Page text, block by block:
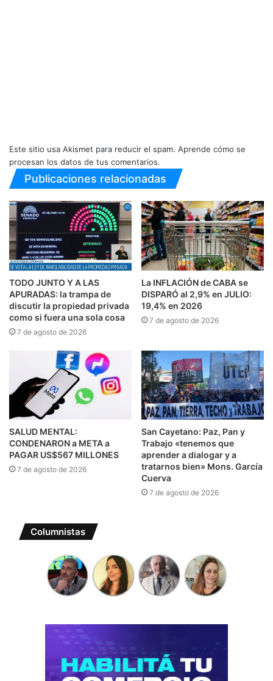
Este sitio usa Akismet para reducir el spam. Aprende cómo se
procesan los datos de tus comentarios.
Publicaciones relacionadas
TODO JUNTO Y A LAS
APURADAS: la trampa de
discutir la propiedad privada
como si fuera una sola cosa
7 de agosto de 2026
La INFLACIÓN de CABA se
DISPARÓ al 2,9% en JULIO:
19,4% en 2026
7 de agosto de 2026
SALUD MENTAL:
CONDENARON a META a
PAGAR US$567 MILLONES
7 de agosto de 2026
San Cayetano: Paz, Pan y
Trabajo «tenemos que
aprender a dialogar y a
tratarnos bien» Mons. García
Cuerva
7 de agosto de 2026
Columnistas